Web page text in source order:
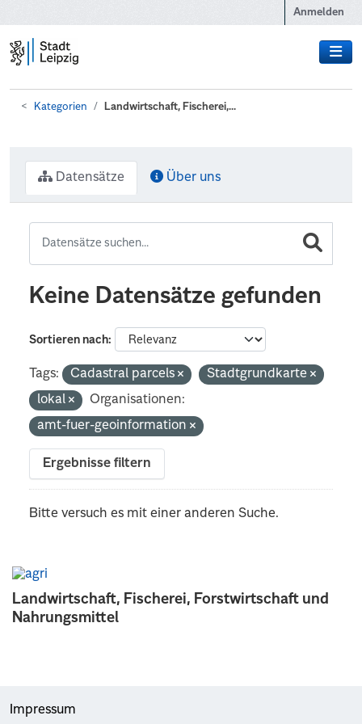
Anmelden
Kategorien Landwirtschaft, Fischerei,...
Landwirtschaft, Fischerei, Forstwirtschaft und
Nahrungsmittel
Datensätze Über uns
Keine Datensätze gefunden
Sortieren nach
Tags: Cadastral parcels
Stadtgrundkarte
lokal
Organisationen:
amt-fuer-geoinformation
Ergebnisse filtern
Bitte versuch es mit einer anderen Suche.
Impressum